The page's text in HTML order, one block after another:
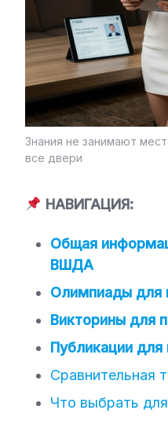
Знания не занимают
все двери
НАВИГАЦИЯ:
Общая
ВШДА
Олимпиады для
Викторины для
Публикации для
Сравнительная
Что выбрать